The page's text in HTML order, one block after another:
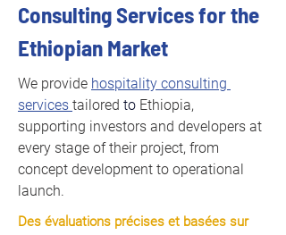
Consulting Services for the
Ethiopian Market
We provide hospitality consulting
services tailored to Ethiopia,
supporting investors and developers at
every stage of their project, from
concept development to operational
launch.
Des évaluations précises et basées sur